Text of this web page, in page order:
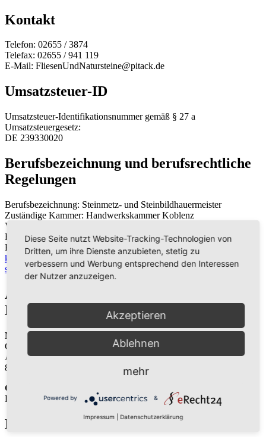
Kontakt
Telefon: 02655 / 3874
Telefax: 02655 / 941 119
E-Mail: FliesenUndNatursteine@pitack.de
Umsatzsteuer-ID
Umsatzsteuer-Identifikationsnummer gemäß § 27 a
Umsatzsteuergesetz:
DE 239330020
Berufsbezeichnung und berufsrechtliche
Regelungen
Berufsbezeichnung: Steinmetz- und Steinbildhauermeister
Zuständige Kammer: Handwerkskammer Koblenz
Verliehen in: Rheinland Pfalz
Es gelten folgende berufsrechtliche Regelungen:
Regelungen einsehbar unter:https://www.hwk-
koblenz.de/52,0,search.html?search-filter-ctx=2&search-
searchterm=Pitack&offset=0
Angaben zur
Berufshaftpflichtversicherung
Name und Sitz des Versicherers:
Generali Versicherungen
Adenauerring 7
81737 München
Geltungsraum der Versicherung:
Deutschland
EU-Streitschlichtung
Diese Seite nutzt Website-Tracking-Technologien von
Dritten, um ihre Dienste anzubieten, stetig zu
verbessern und Werbung entsprechend den Interessen
der Nutzer anzuzeigen.
Akzeptieren
Ablehnen
mehr
Powered by &
Impressum Datenschutzerklärung